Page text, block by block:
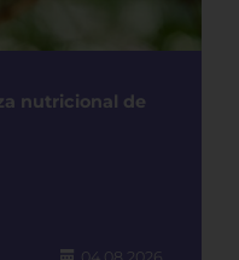
nutricional de